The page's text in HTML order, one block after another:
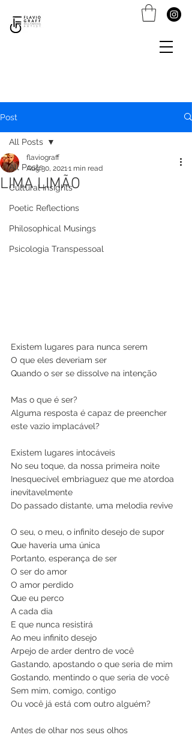
Post
All Posts
Cultural Insights
Poetic Reflections
Philosophical Musings
Psicologia Transpessoal
All Posts
LIMA LIMÃO
flaviograff
Aug 30, 2021 1 min read
Existem lugares para nunca serem
O que eles deveriam ser
Quando o ser se dissolve na intenção
Mas o que é ser?
Alguma resposta é capaz de preencher
este vazio implacável?
Existem lugares intocáveis
No seu toque, da nossa primeira noite
Inesquecível embriaguez que me atordoa
inevitavelmente
Do passado distante, uma melodia revive
O seu, o meu, o infinito desejo de supor
Que haveria uma única
Portanto, esperança de ser
O ser do amor
O amor perdido
Que eu perco
A cada dia
E que nunca resistirá
Ao meu infinito desejo
Arpejo de arder dentro de você
Gastando, apostando o que seria de mim
Gostando, mentindo o que seria de você
Sem mim, comigo, contigo
Ou você já está com outro alguém?
Antes de olhar nos seus olhos